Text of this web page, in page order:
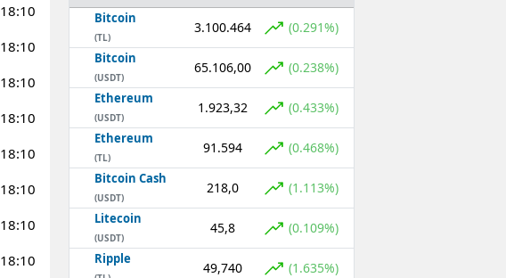
18:10
18:10
18:10
18:10
18:10
18:10
18:10
18:10
Bitcoin
(TL)
3.100.464 (0.291%)
Bitcoin
(USDT)
65.106,00 (0.238%)
Ethereum
(USDT)
1.923,32 (0.433%)
Ethereum
(TL)
91.594 (0.468%)
Bitcoin Cash
(USDT)
218,0 (1.113%)
Litecoin
(USDT)
45,8 (0.109%)
Ripple
49,740 (1.635%)